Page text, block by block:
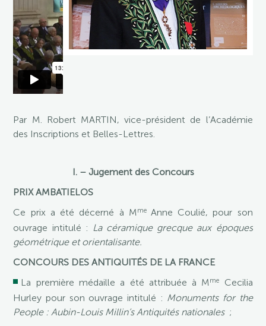
Par M. Robert MARTIN, vice-président de l’Académie
des Inscriptions et Belles-Lettres.
I. – Jugement des Concours
PRIX AMBATIELOS
Ce prix a été décerné à Mme Anne Coulié, pour son
ouvrage intitulé : La céramique grecque aux époques
géométrique et orientalisante.
CONCOURS DES ANTIQUITÉS DE LA FRANCE
La première médaille a été attribuée à Mme
Cecilia
Hurley pour son ouvrage intitulé : Monuments for the
People : Aubin-Louis Millin’s Antiquités nationales ;